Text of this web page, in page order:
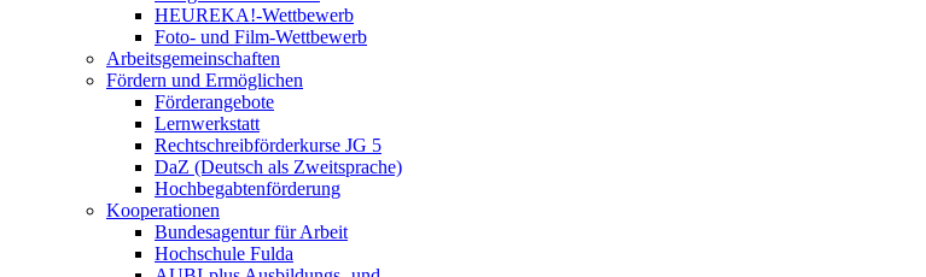
HEUREKA!-Wettbewerb
Foto- und Film-Wettbewerb
Arbeitsgemeinschaften
Fördern und Ermöglichen
Förderangebote
Lernwerkstatt
Rechtschreibförderkurse JG 5
DaZ (Deutsch als Zweitsprache)
Hochbegabtenförderung
Kooperationen
Bundesagentur für Arbeit
Hochschule Fulda